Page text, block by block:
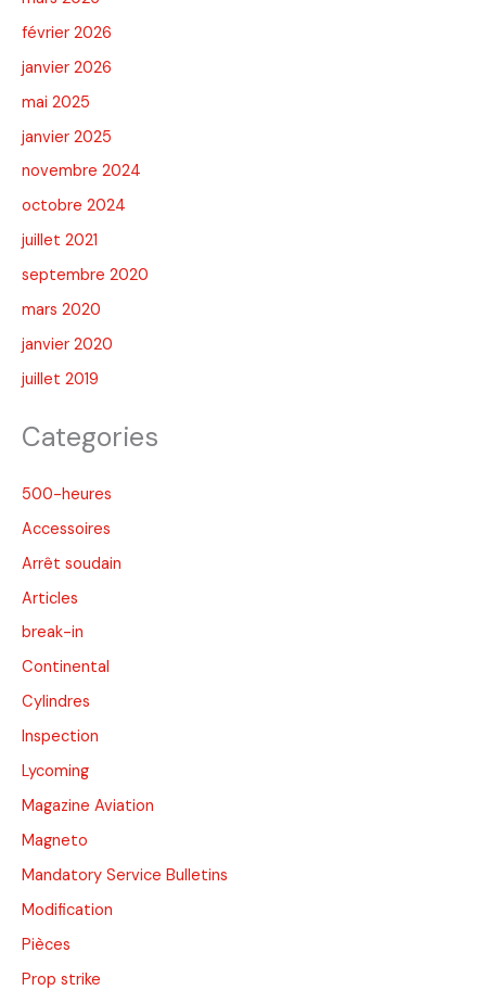
février 2026
janvier 2026
mai 2025
janvier 2025
novembre 2024
octobre 2024
juillet 2021
septembre 2020
mars 2020
janvier 2020
juillet 2019
Categories
500-heures
Accessoires
Arrêt soudain
Articles
break-in
Continental
Cylindres
Inspection
Lycoming
Magazine Aviation
Magneto
Mandatory Service Bulletins
Modification
Pièces
Prop strike